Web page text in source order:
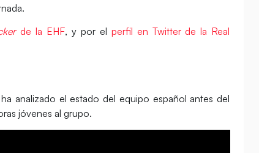
de la EHF, y por el perfil en Twitter de la Real
analizado el estado del equipo español antes del
jóvenes al grupo.